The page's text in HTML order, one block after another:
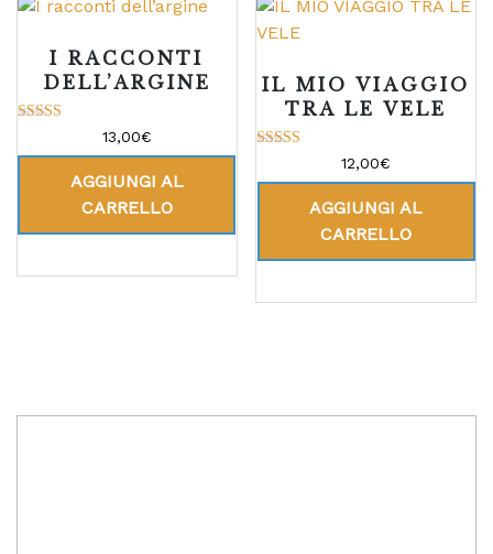
I RACCONTI
DELL’ARGINE
su 5
13,00€
AGGIUNGI AL
CARRELLO
IL MIO VIAGGIO
TRA LE VELE
su 5
12,00€
AGGIUNGI AL
CARRELLO